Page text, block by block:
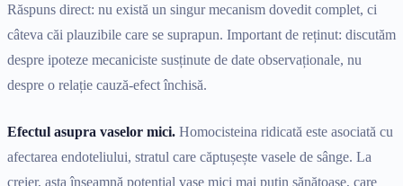
Răspuns direct: nu există un singur mecanism dovedit complet, ci
câteva căi plauzibile care se suprapun. Important de reținut: discutăm
despre ipoteze mecaniciste susținute de date observaționale, nu
despre o relație cauză-efect închisă.
Efectul asupra vaselor mici. Homocisteina ridicată este asociată cu
afectarea endoteliului, stratul care căptușește vasele de sânge. La
creier, asta înseamnă potențial vase mici mai puțin sănătoase, care